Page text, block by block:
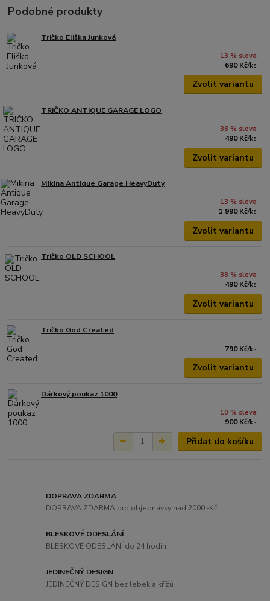
Podobné produkty
Tričko Eliška Junková
13 % sleva
690 Kč/ks
Zvolit variantu
TRIČKO ANTIQUE GARAGE LOGO
38 % sleva
490 Kč/ks
Zvolit variantu
Mikina Antique Garage HeavyDuty
13 % sleva
1 990 Kč/ks
Zvolit variantu
Tričko OLD SCHOOL
38 % sleva
490 Kč/ks
Zvolit variantu
Tričko God Created
790 Kč/ks
Zvolit variantu
Dárkový poukaz 1000
10 % sleva
900 Kč/ks
Přidat do košíku
DOPRAVA ZDARMA
DOPRAVA ZDARMA pro objednávky nad 2000,-Kč
BLESKOVÉ ODESLÁNÍ
BLESKOVÉ ODESLÁNÍ do 24 hodin
JEDINEČNÝ DESIGN
JEDINEČNÝ DESIGN bez lebek a křížů